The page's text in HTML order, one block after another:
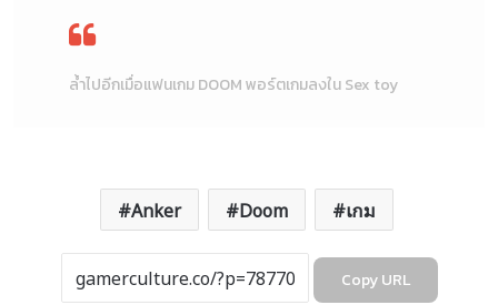
ล้ำไปอีกเมื่อแฟนเกม DOOM พอร์ตเกมลงใน Sex toy
Anker Doom เกม
Copy URL